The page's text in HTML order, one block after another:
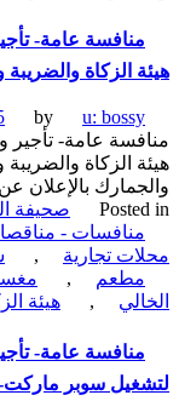
عامة- تأجير
الزكاة والضريبة
2025 by
u:
عامة- تأجير
الزكاة والضريبة
بالإعلان عن
صحيفة
- مناقصات -
تجارية
,
, مغسلة
, هيئة الزكاة
عامة- تأجير
سوبر ماركت- هيئة